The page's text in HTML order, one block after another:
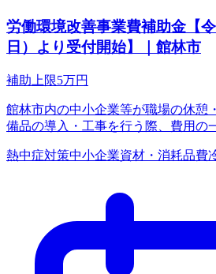
労働環境改善事業費補助金【
日）より受付開始】｜館林市
補助上限5万円
館林市内の中小企業等が職場の休憩
備品の導入・工事を行う際、費用の
熱中症対策中小企業資材・消耗品費